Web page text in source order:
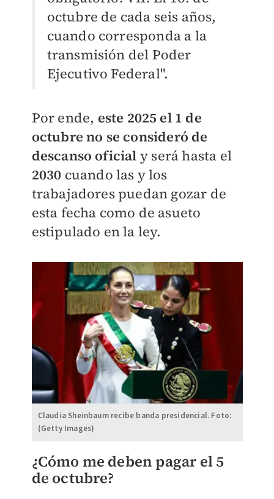
octubre de cada seis años,
cuando corresponda a la
transmisión del Poder
Ejecutivo Federal".
Por ende, este 2025 el 1 de
octubre no se consideró de
descanso oficial y será hasta el
2030 cuando las y los
trabajadores puedan gozar de
esta fecha como de asueto
estipulado en la ley.
Claudia Sheinbaum recibe banda presidencial. Foto:
(Getty Images)
¿Cómo me deben pagar el 5
de octubre?